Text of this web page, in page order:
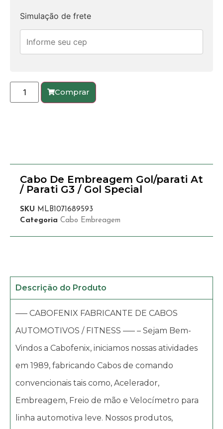
Simulação de frete
Comprar
Cabo De Embreagem Gol/parati At
/ Parati G3 / Gol Special
SKU MLB1071689593
Categoria Cabo Embreagem
Descrição do Produto
—– CABOFENIX FABRICANTE DE CABOS
AUTOMOTIVOS / FITNESS —– – Sejam Bem-
Vindos a Cabofenix, iniciamos nossas atividades
em 1989, fabricando Cabos de comando
convencionais tais como, Acelerador,
Embreagem, Freio de mão e Velocímetro para
linha automotiva leve. Nossos produtos,